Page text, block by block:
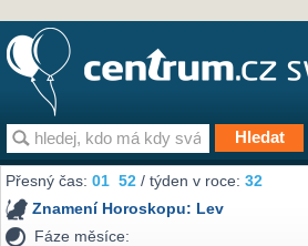
Přesný čas:01 52 / týden v roce:32
Znamení Horoskopu: Lev
Fáze měsíce: